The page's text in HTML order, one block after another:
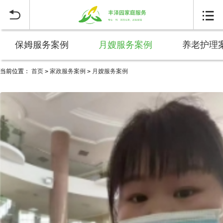
 
保姆服务案例 月嫂服务案例 养老护理
当前位置： 首页 > 家政服务案例 > 月嫂服务案例